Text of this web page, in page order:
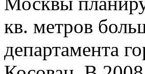
кв. метров
департамента